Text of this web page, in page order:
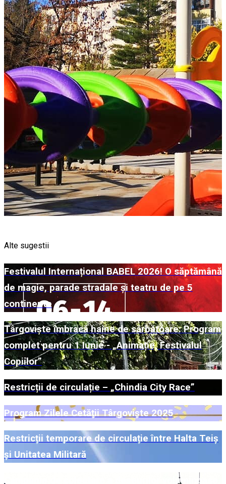
Alte sugestii
Festivalul Internațional BABEL 2026! O săptămână
de magie, parade stradale și teatru de pe 5
continente
Târgoviște îmbracă haine de sărbătoare: Program
complet pentru 1 Iunie - „Animație, Festivalul
Copiilor”
Restricții de circulație – „Chindia City Race”
Program Zilele Cetății Târgoviște 2025
Restricții temporare de circulație între Halta Teiș
și Unitatea Militară
Campanie de colectare a deșeurilor voluminoase